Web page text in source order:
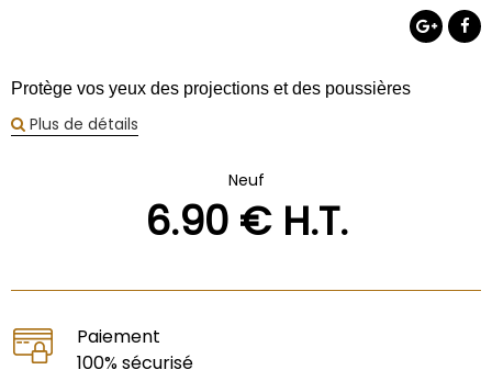
Protège vos yeux des projections et des poussières
Plus de détails
Neuf
6.90€ H.T.
Paiement
100% sécurisé